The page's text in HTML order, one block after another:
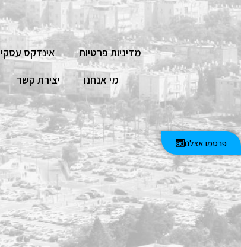
פרסמו אצלנו
מדיניות פרטיות
אינדקס
מי אנחנו
יצירת קשר